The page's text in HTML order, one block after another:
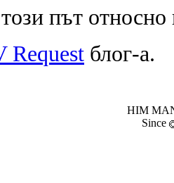
път
Request блог-а.
HIM
Since